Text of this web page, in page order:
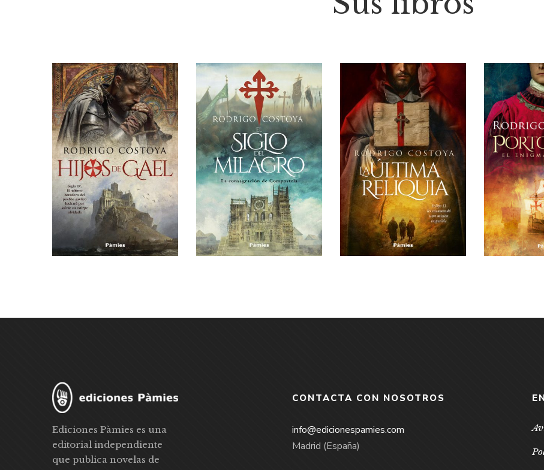
Ediciones Pàmies es una
editorial independiente
que publica novelas de
CONTACTA CON NOSOTROS
info@edicionespamies.com
Madrid (España)